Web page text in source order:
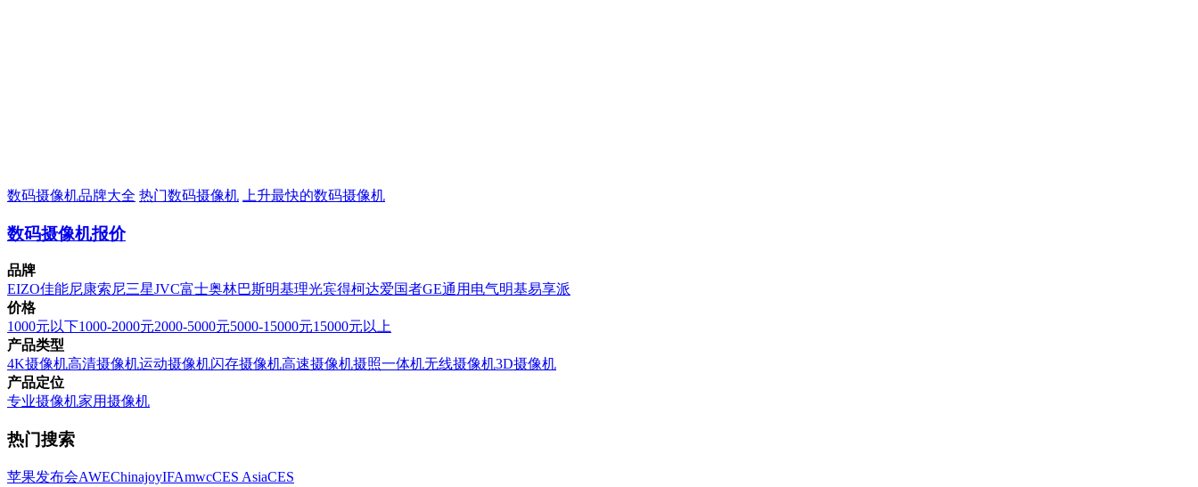
数码摄像机品牌大全 热门数码摄像机 上升最快的数码摄像机
数码摄像机报价
品牌
EIZO佳能尼康索尼三星JVC富士奥林巴斯明基理光宾得柯达爱国者GE通用电气明基易享派
价格
1000元以下1000-2000元2000-5000元5000-15000元15000元以上
产品类型
4K摄像机高清摄像机运动摄像机闪存摄像机高速摄像机摄照一体机无线摄像机3D摄像机
产品定位
专业摄像机家用摄像机
热门搜索
苹果发布会AWEChinajoyIFAmwcCES AsiaCES